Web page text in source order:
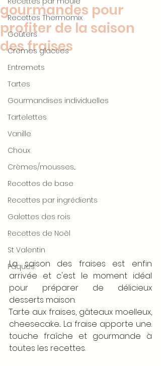
Recettes Thermomix
Goûters
Crèmes glacées
Entremets
Tartes
Gourmandises individuelles
Tartelettes
Vanille
Choux
Crèmes/mousses...
Recettes de base
Recettes par ingrédients
Galettes des rois
Recettes de Noël
St Valentin
Pâques
gourmandes pour
profiter de la saison
des fraises
La saison des fraises est enfin
arrivée et c'est le moment idéal
pour préparer de délicieux
desserts maison.
Tarte aux fraises, gâteaux moelleux,
cheesecake... La fraise apporte une.
touche fraîche et gourmande à
toutes les recettes.